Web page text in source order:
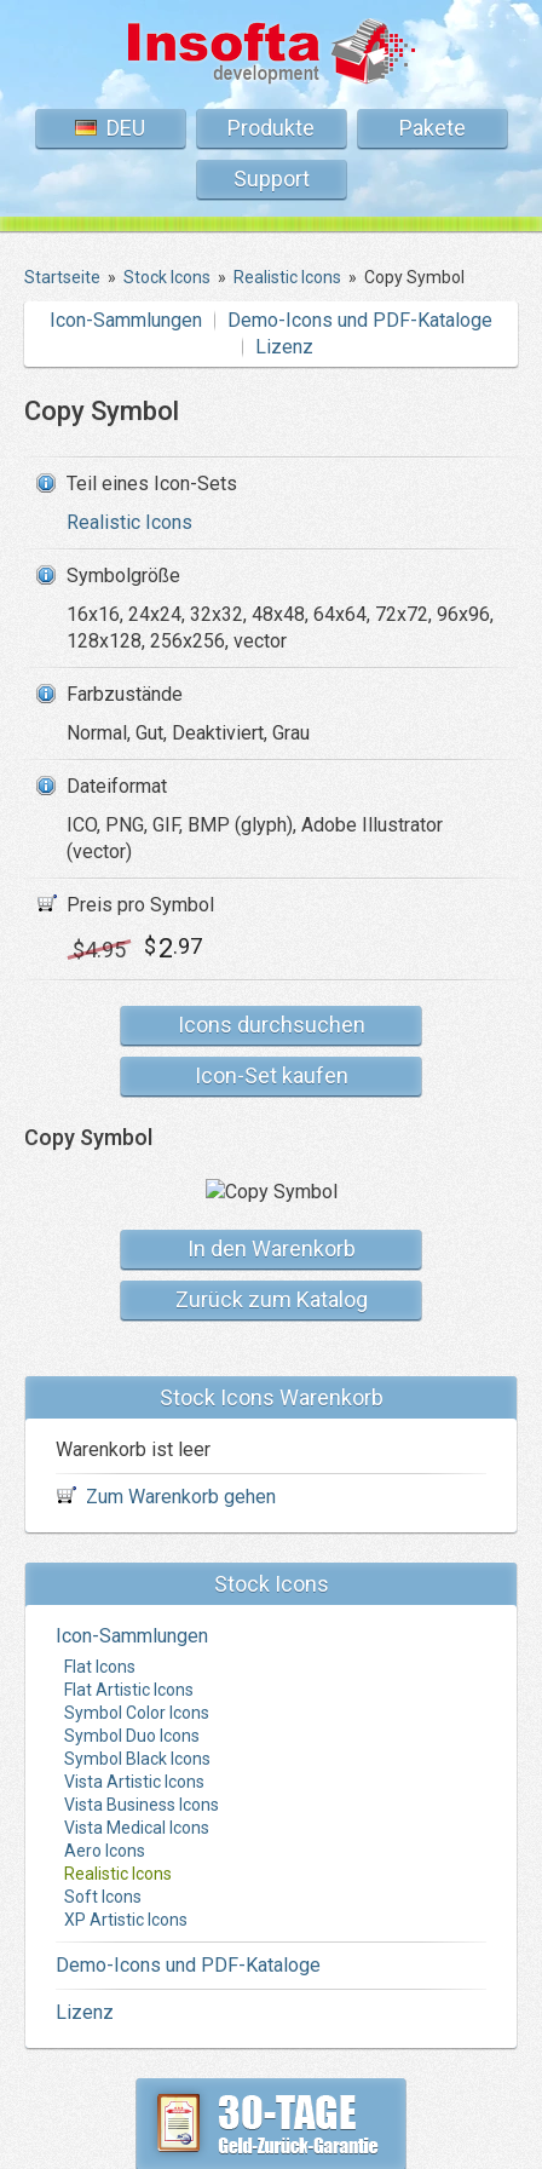
DEU Produkte
Pakete
Support
Startseite » Stock Icons » Realistic Icons » Copy Symbol
Icon-Sammlungen
Demo-Icons und PDF-Kataloge
Lizenz
Copy Symbol
Teil eines Icon-Sets
Realistic Icons
Symbolgröße
16x16, 24x24, 32x32, 48x48, 64x64, 72x72, 96x96,
128x128, 256x256, vector
Farbzustände
Normal, Gut, Deaktiviert, Grau
Dateiformat
ICO, PNG, GIF, BMP (glyph), Adobe Illustrator
(vector)
Preis pro Symbol
$4.95 $2.97
Icons durchsuchen
Icon-Set kaufen
Copy Symbol
In den Warenkorb
Zurück zum Katalog
Stock Icons Warenkorb
Warenkorb ist leer
Zum Warenkorb gehen
Stock Icons
Icon-Sammlungen
Flat Icons
Flat Artistic Icons
Symbol Color Icons
Symbol Duo Icons
Symbol Black Icons
Vista Artistic Icons
Vista Business Icons
Vista Medical Icons
Aero Icons
Realistic Icons
Soft Icons
XP Artistic Icons
Demo-Icons und PDF-Kataloge
Lizenz